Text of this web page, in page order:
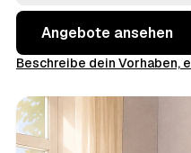
Angebote ansehen
Beschreibe dein Vorhaben,